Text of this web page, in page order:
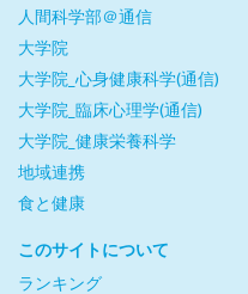
人間科学部＠通信
大学院
大学院_心身健康科学(通信)
大学院_臨床心理学(通信)
大学院_健康栄養科学
地域連携
食と健康
このサイトについて
ランキング